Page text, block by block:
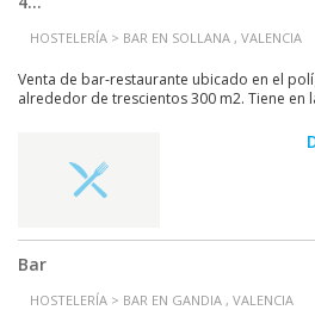
HOSTELERÍA > BAR EN SOLLANA , VALENCIA
Venta de bar-restaurante ubicado en el
alrededor de trescientos 300 m2. Tiene en
Bar
HOSTELERÍA > BAR EN GANDIA , VALENCIA